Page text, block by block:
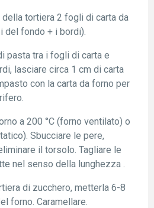
della tortiera 2 fogli di carta da
del fondo + i bordi).
pasta tra i fogli di carta e
lasciare circa 1 cm di carta
con la carta da forno per
a 200 °C (forno ventilato) o
Sbucciare le pere,
il torsolo. Tagliare le
nel senso della lunghezza .
di zucchero, metterla 6-8
forno. Caramellare.